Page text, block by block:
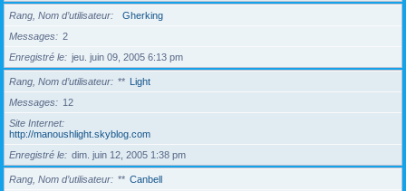
Rang, Nom d’utilisateur
Gherking
Messages
2
Enregistré le
jeu. juin 09, 2005 6:13 pm
Rang, Nom d’utilisateur ** Light
Messages
12
Site Internet
http://manoushlight.skyblog.com
Enregistré le
dim. juin 12, 2005 1:38 pm
Rang, Nom d’utilisateur ** Canbell